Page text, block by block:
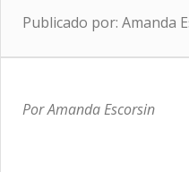
Publicado por: Amanda
Por Amanda Escorsin